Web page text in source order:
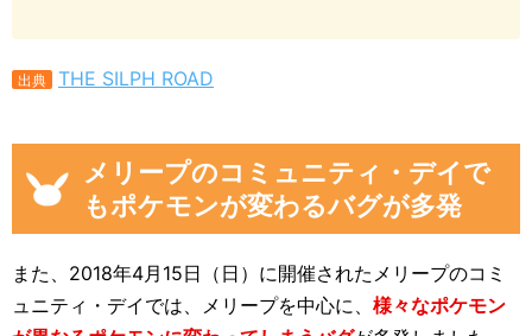
出典 THE SILPH ROAD
メリープのコミュニティ・デイで
もポケモンが変わるバグが多発
また、2018年4月15日（日）に開催されたメリープのコミ
ュニティ・デイでは、メリープを中心に、 様々なポケモン